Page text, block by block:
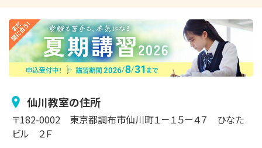
仙川教室の住所
〒182-0002 東京都調布市仙川町１－１５－４７
ひなた
ビル ２Ｆ